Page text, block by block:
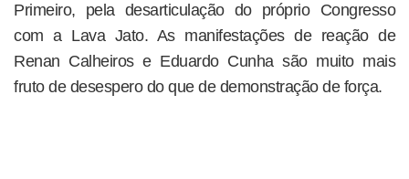
Primeiro, pela desarticulação do próprio Congresso
com a Lava Jato. As manifestações de reação de
Renan Calheiros e Eduardo Cunha são muito mais
fruto de desespero do que de demonstração de força.